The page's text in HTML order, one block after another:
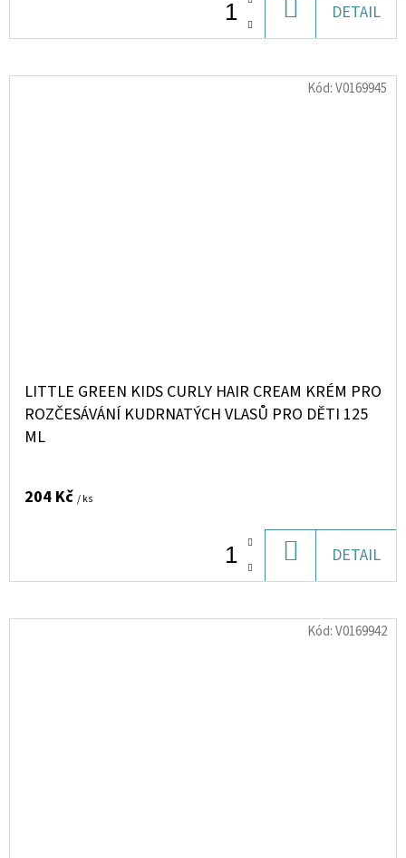
KOŠÍKU
DETAIL
LITTLE GREEN KIDS CURLY HAIR CREAM KRÉM PRO
ROZČESÁVÁNÍ KUDRNATÝCH VLASŮ PRO DĚTI 125
ML
204 Kč / ks
KOŠÍKU
DETAIL
Kód:V0169945
Kód:V0169942